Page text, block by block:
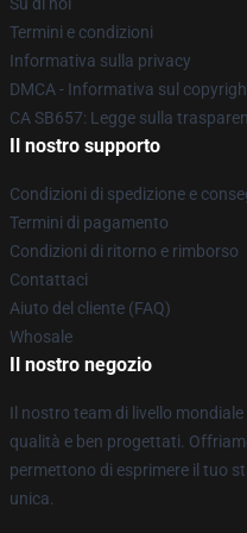
Termini e condizioni
Informativa sulla privacy
DMCA - Informativa sul
CA SB657: Legge sulla
Il nostro supporto
Condizioni di spedizione e
Termini di pagamento
Condizioni di ritorno e rimborso
Contattaci
Aiuto del cliente (FAQ)
Whosale
Il nostro negozio
Il nostro team di livello
qualità e ben progettati.
permettono di esprimere il tuo
unica.